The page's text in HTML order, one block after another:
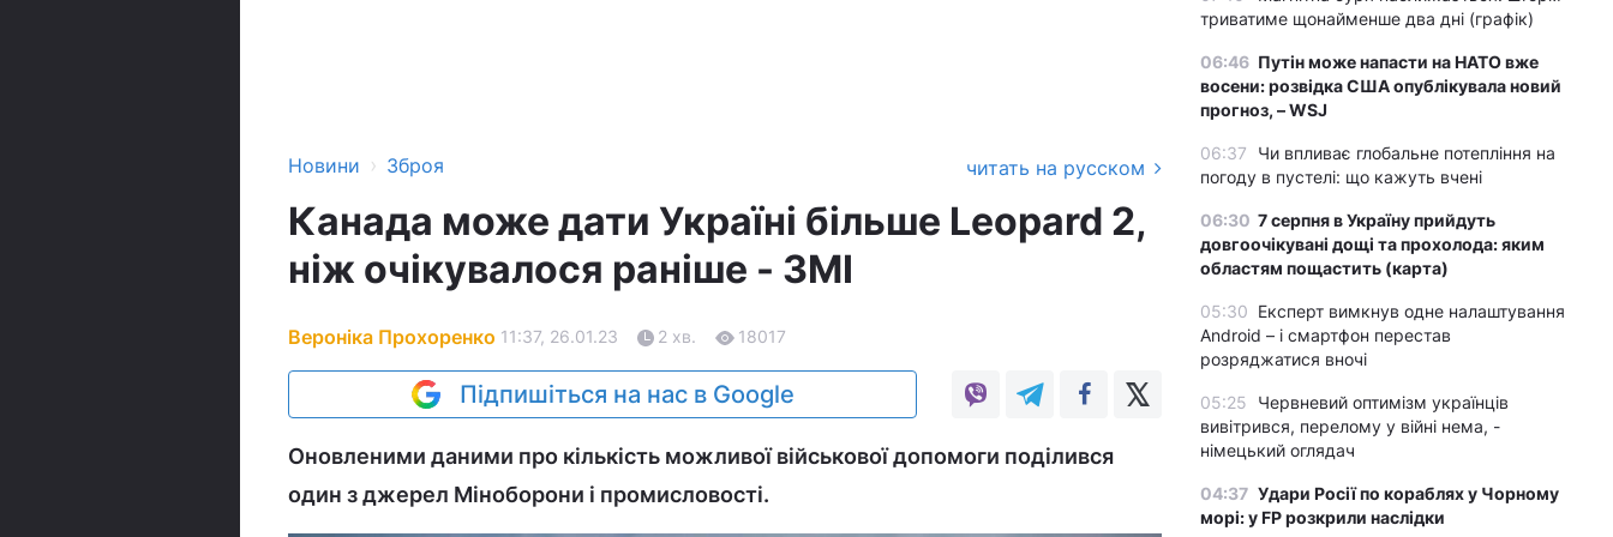
Новини › Зброя читать на русском
Канада може дати Україні більше Leopard 2,
ніж очікувалося раніше - ЗМІ
Вероніка Прохоренко 11:37, 26.01.23 2 хв. 18017
Підпишіться на нас в Google
Оновленими даними про кількість можливої військової допомоги поділився
один з джерел Міноборони і промисловості.
триватиме щонайменше два дні (графік)
06:46 Путін може напасти на НАТО вже
восени: розвідка США опублікувала новий
прогноз, – WSJ
06:37
Чи впливає глобальне потепління на
погоду в пустелі: що кажуть вчені
06:30 7 серпня в Україну прийдуть
довгоочікувані дощі та прохолода: яким
областям пощастить (карта)
05:30 Експерт вимкнув одне налаштування
Android – і смартфон перестав
розряджатися вночі
05:25
Червневий оптимізм українців
вивітрився, перелому у війні нема, -
німецький оглядач
04:37 Удари Росії по кораблях у Чорному
морі: у FP розкрили наслідки